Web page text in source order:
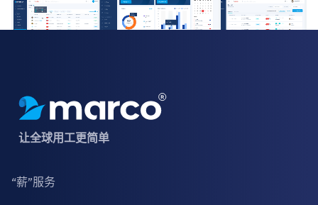
让全球用工更简单
“薪”服务